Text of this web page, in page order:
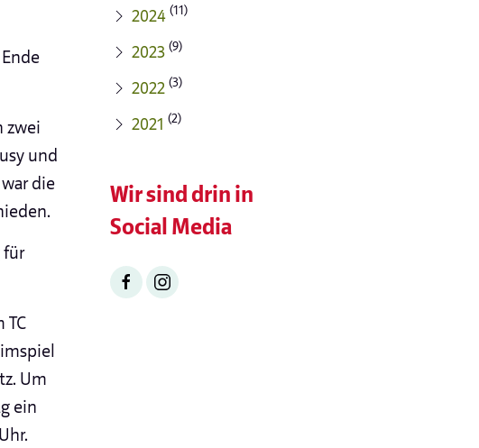
zwei
und
die
für
TC
Um
ein
2024 (11)
2023 (9)
2022 (3)
2021 (2)
Wir sind drin in
Social Media